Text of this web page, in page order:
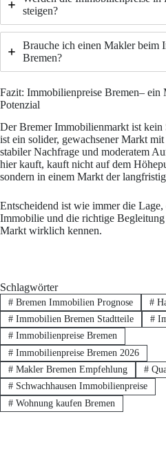
steigen?
Brauche ich einen Makler beim
Bremen?
Fazit: Immobilienpreise Bremen– ein
Potenzial
Der Bremer Immobilienmarkt ist kein
ist ein solider, gewachsener Markt mit
stabiler Nachfrage und moderatem
hier kauft, kauft nicht auf dem
sondern in einem Markt der
Entscheidend ist wie immer die Lage,
Immobilie und die richtige
Markt wirklich kennen.
Schlagwörter
#Bremen Immobilien Prognose #
#Immobilien Bremen Stadtteile #
#Immobilienpreise Bremen
#Immobilienpreise Bremen 2026
#Makler Bremen Empfehlung #
#Schwachhausen Immobilienpreise
#Wohnung kaufen Bremen